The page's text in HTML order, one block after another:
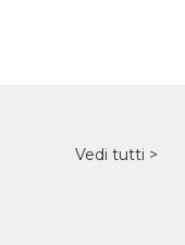
Vedi tutti